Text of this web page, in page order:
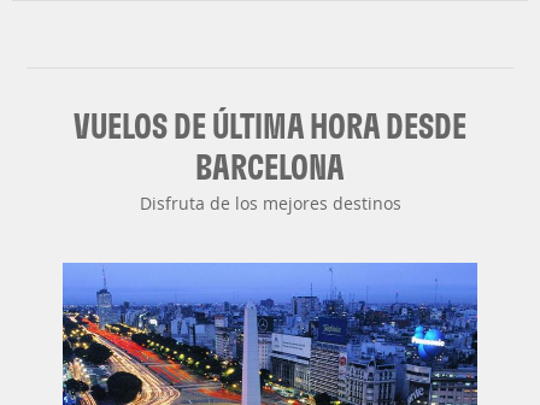
VUELOS DE ÚLTIMA HORA DESDE
BARCELONA
Disfruta de los mejores destinos